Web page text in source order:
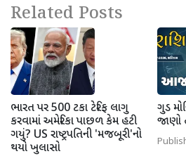
Related Posts
ભારત પર 500 ટકા ટેરિફ લાગુ
કરવામાં અમેરિકા પાછળ કેમ હટી
ગયું? US રાષ્ટ્રપતિની 'મજબૂરી'નો
થયો ખુલાસો
ગુડ
જાણો